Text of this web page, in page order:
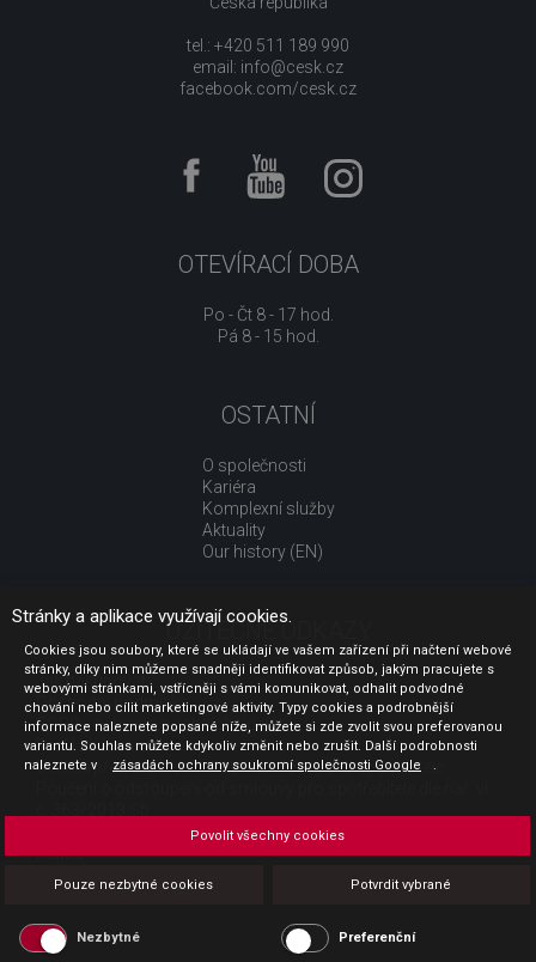
tel.: +420 511 189 990
email: info@cesk.cz
facebook.com/cesk.cz
OTEVÍRACÍ DOBA
Po - Čt 8 - 17 hod.
Pá 8 - 15 hod.
OSTATNÍ
O společnosti
Kariéra
Komplexní služby
Aktuality
Our history (EN)
UŽITEČNÉ ODKAZY
Jak nakupovat
Obchodní podmínky
GDPR - ochrana osobních údajů
Profil zadavatele
Sdělení před uzavřením kupní smlouvy pro spotřebitele
Platba
Povinná publicita
Stránky a aplikace využívají cookies.
Cookies jsou soubory, které se ukládají ve vašem zařízení při načtení webové
stránky, díky nim můžeme snadněji identifikovat způsob, jakým pracujete s
webovými stránkami, vstřícněji s vámi komunikovat, odhalit podvodné
chování nebo cílit marketingové aktivity. Typy cookies a podrobnější
informace naleznete popsané níže, můžete si zde zvolit svou preferovanou
variantu. Souhlas můžete kdykoliv změnit nebo zrušit. Další podrobnosti
naleznete v
zásadách ochrany soukromí společnosti Google .
Pouze nezbytné cookies Potvrdit vybrané
Povolit všechny cookies
Nezbytné Preferenční